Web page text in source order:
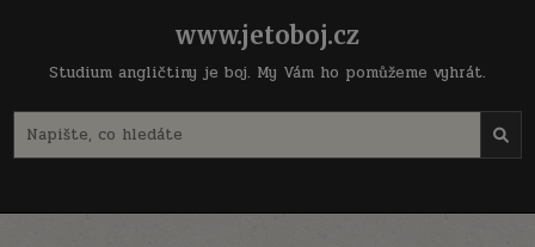
www.jetoboj.cz
Studium angličtiny je boj. My Vám ho pomůžeme vyhrát.
for: